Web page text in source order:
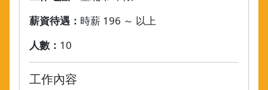
薪資待遇： 時薪 196 ～ 以上
人數： 10
工作內容